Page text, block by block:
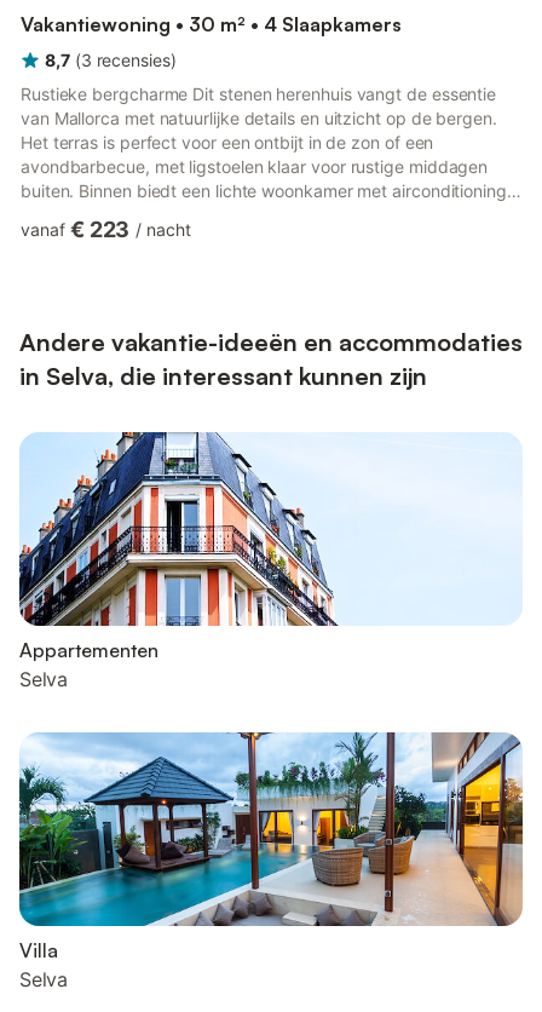
Vakantiewoning • 30 m² • 4 Slaapkamers
8,7 (3 recensies)
Rustieke bergcharme Dit stenen herenhuis vangt de essentie
van Mallorca met natuurlijke details en uitzicht op de bergen.
Het terras is perfect voor een ontbijt in de zon of een
avondbarbecue, met ligstoelen klaar voor rustige middagen
buiten. Binnen biedt een lichte woonkamer met airconditioning
eetkamer is uitgerust voor gezamenlijke maaltijden en direct
tweepersoonsslaapkamers met air...
vanaf € 223 / nacht
Andere vakantie-ideeën en accommodaties
in Selva, die interessant kunnen zijn
Appartementen
Selva
Villa
Selva